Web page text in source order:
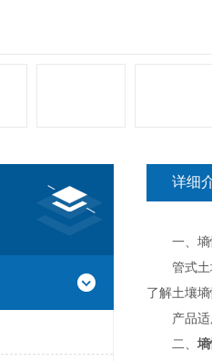
详细
一、墒
管式土壤
了解土壤
产品适用
二、